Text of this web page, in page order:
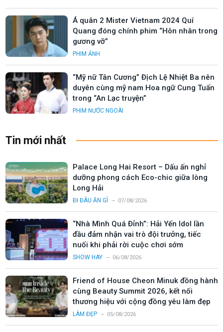
Á quân 2 Mister Vietnam 2024 Quí
Quang đóng chính phim “Hôn nhân trong
gương vỡ”
PHIM ẢNH
“Mỹ nữ Tân Cương” Địch Lệ Nhiệt Ba nên
duyên cùng mỹ nam Hoa ngữ Cung Tuấn
trong “An Lạc truyện”
PHIM NƯỚC NGOÀI
Tin mới nhất
Palace Long Hai Resort – Dấu ấn nghỉ
dưỡng phong cách Eco-chic giữa lòng
Long Hải
ĐI ĐÂU ĂN GÌ 07/08/2026
“Nhà Mình Quá Đỉnh”: Hải Yến Idol lần
đầu đảm nhận vai trò đội trưởng, tiếc
nuối khi phải rời cuộc chơi sớm
SHOW HAY 06/08/2026
Friend of House Cheon Minuk đồng hành
cùng Beauty Summit 2026, kết nối
thương hiệu với cộng đồng yêu làm đẹp
LÀM ĐẸP 05/08/2026